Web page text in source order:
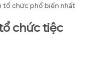
tổ chức phổ biến nhất
chức tiệc